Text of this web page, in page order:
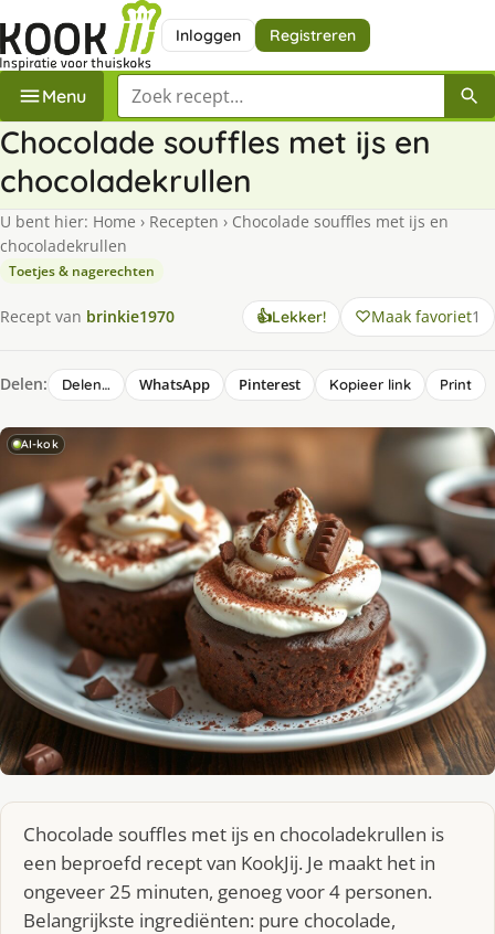
Inloggen Registreren
Menu Zoek een recept
Chocolade souffles met ijs en
chocoladekrullen
U bent hier: Home › Recepten › Chocolade souffles met ijs en
chocoladekrullen
Toetjes & nagerechten
Recept van brinkie1970 👍Lekker! Maak favoriet1
Delen: Delen… WhatsApp Pinterest Kopieer link Print
AI-kok
Chocolade souffles met ijs en chocoladekrullen is
een beproefd recept van KookJij. Je maakt het in
ongeveer 25 minuten, genoeg voor 4 personen.
Belangrijkste ingrediënten: pure chocolade,